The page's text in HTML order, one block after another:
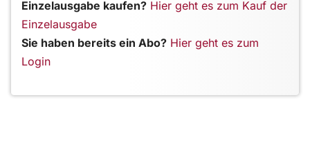
Einzelausgabe kaufen? Hier geht es zum Kauf der
Einzelausgabe
Sie haben bereits ein Abo? Hier geht es zum
Login